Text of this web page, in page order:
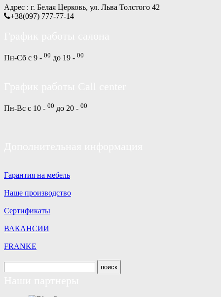
Адрес : г. Белая Церковь, ул. Льва Толстого 42
+38(097) 777-77-14
Пн-Сб с 9 - 00 до 19 - 00
Пн-Вс с 10 - 00 до 20 - 00
Гарантия на мебель
Наше производство
Сертификаты
ВАКАНСИИ
FRANKE